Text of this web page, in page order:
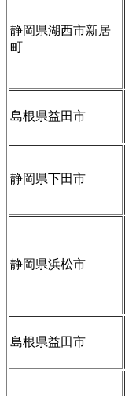
静岡県湖西市新居
町
島根県益田市
静岡県下田市
静岡県浜松市
島根県益田市